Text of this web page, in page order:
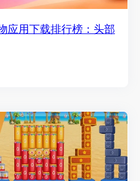
应用下载排行榜：头部